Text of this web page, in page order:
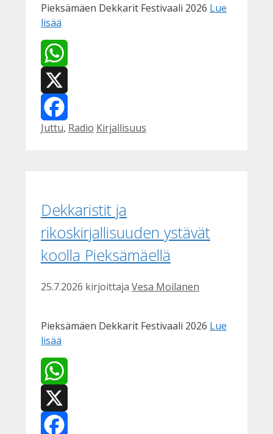
Pieksämäen Dekkarit Festivaali 2026 Lue
lisää
WhatsApp
X
Facebook
Kategoriat
Juttu, Radio Avainsanat
Kirjallisuus
Dekkaristit ja
rikoskirjallisuuden ystävät
koolla Pieksämäellä
25.7.2026 kirjoittaja Vesa Moilanen
Pieksämäen Dekkarit Festivaali 2026 Lue
lisää
WhatsApp
X